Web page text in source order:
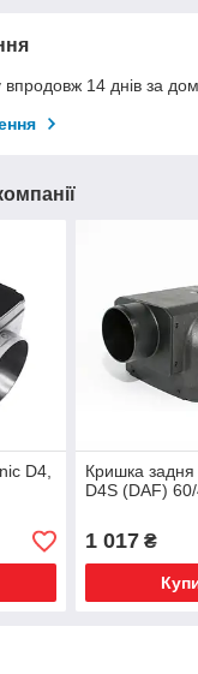
14 днів за
D4,
Кришка
D4S (DAF)
1 017₴